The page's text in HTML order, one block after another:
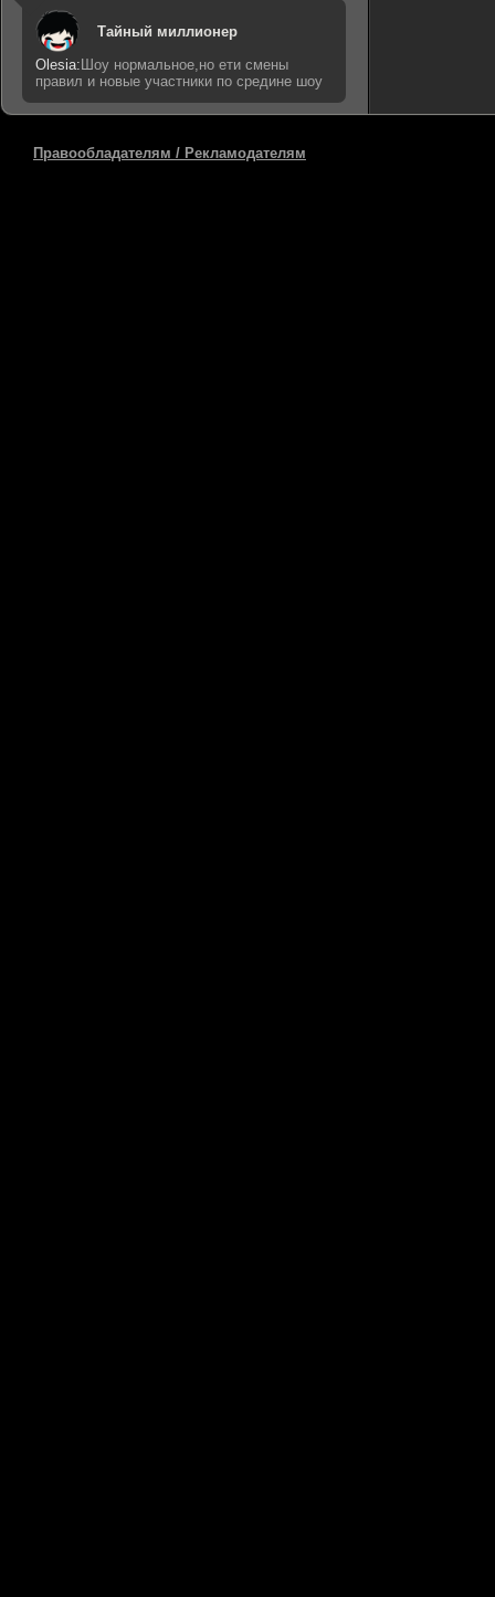
Тайный миллионер
Olesia: Шоу нормальное,но ети смены
правил и новые участники по средине шоу
Правообладателям / Рекламодателям